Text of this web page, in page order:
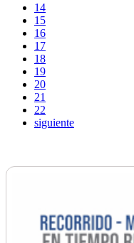
14
15
16
17
18
19
20
21
22
siguiente